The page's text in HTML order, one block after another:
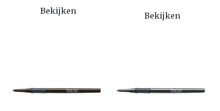
Bekijken
Bekijken